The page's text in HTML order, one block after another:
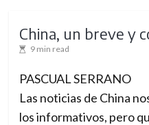
China, un breve y
9 min read
PASCUAL SERRANO
Las noticias de China
los informativos, pero